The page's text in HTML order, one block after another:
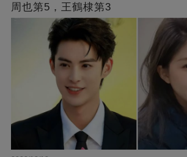
周也第5，王鶴棣第3